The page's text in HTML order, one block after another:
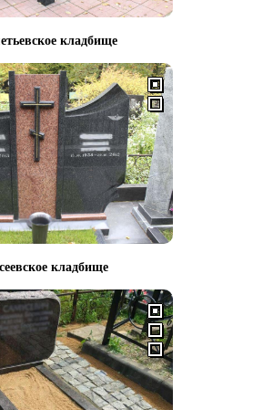
кладбище
кладбище